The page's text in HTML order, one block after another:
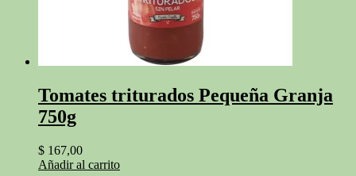
Tomates triturados Pequeña Granja
750g
$ 167,00
Añadir al carrito